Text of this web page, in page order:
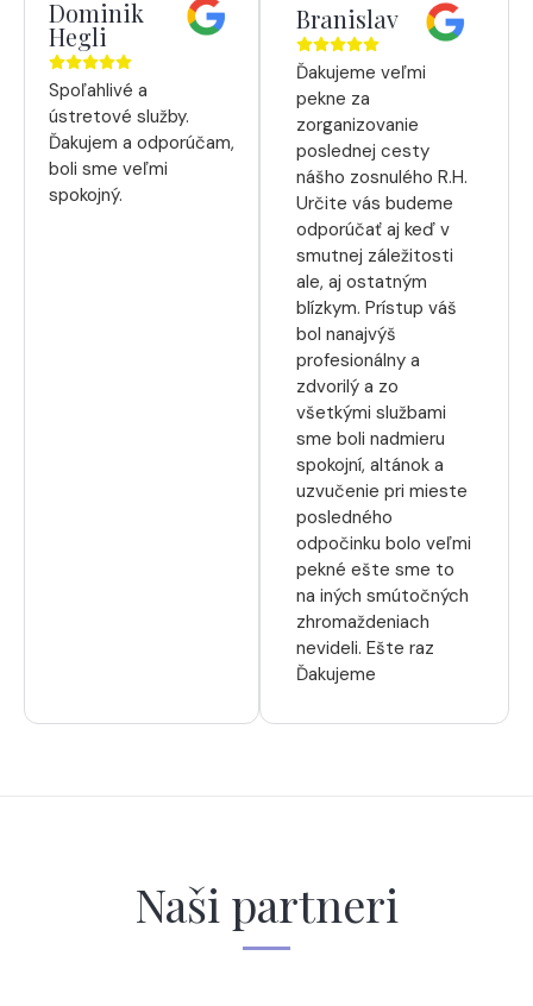
Dominik
Hegli
Spoľahlivé a
ústretové služby.
Ďakujem a odporúčam,
boli sme veľmi
spokojný.
Branislav
Ďakujeme veľmi
pekne za
zorganizovanie
poslednej cesty
nášho zosnulého R.H.
Určite vás budeme
odporúčať aj keď v
smutnej záležitosti
ale, aj ostatným
blízkym. Prístup váš
bol nanajvýš
profesionálny a
zdvorilý a zo
všetkými službami
sme boli nadmieru
spokojní, altánok a
uzvučenie pri mieste
posledného
odpočinku bolo veľmi
pekné ešte sme to
na iných smútočných
zhromaždeniach
nevideli. Ešte raz
Ďakujeme
Naši partneri